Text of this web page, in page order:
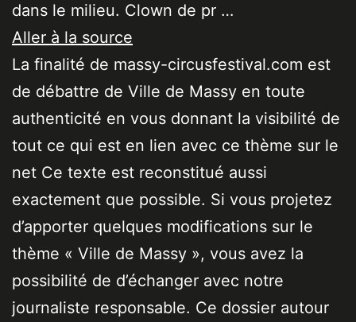
dans le milieu. Clown de pr …
Aller à la source
La finalité de massy-circusfestival.com est
de débattre de Ville de Massy en toute
authenticité en vous donnant la visibilité de
tout ce qui est en lien avec ce thème sur le
net Ce texte est reconstitué aussi
exactement que possible. Si vous projetez
d’apporter quelques modifications sur le
thème « Ville de Massy », vous avez la
possibilité de d’échanger avec notre
journaliste responsable. Ce dossier autour